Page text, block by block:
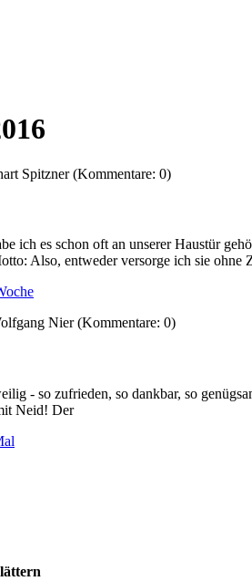
Spitzner (Kommentare: 0)
ich es schon oft an unserer Haustür
Also, entweder versorge ich sie ohne
Nier (Kommentare: 0)
- so zufrieden, so dankbar, so
Neid! Der